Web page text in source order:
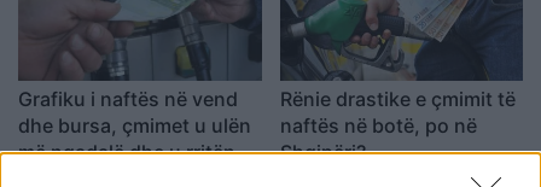
Grafiku i naftës në vend
dhe bursa, çmimet u ulën
më ngadalë dhe u rritën
Rënie drastike e çmimit të
naftës në botë, po në
Shqipëri?